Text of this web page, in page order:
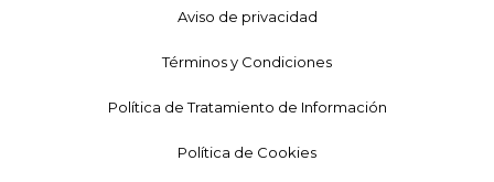
Aviso de privacidad
Términos y Condiciones
Política de Tratamiento de Información
Política de Cookies